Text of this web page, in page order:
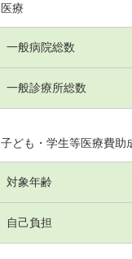
医療
一般病院総数
一般診療所総数
子ども・学生等医療費助
対象年齢
自己負担